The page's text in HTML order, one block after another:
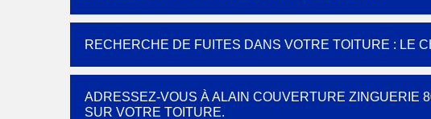
RECHERCHE DE FUITES DANS VOTRE TOITURE : LE
ADRESSEZ-VOUS À ALAIN COUVERTURE ZINGUERIE
SUR VOTRE TOITURE.